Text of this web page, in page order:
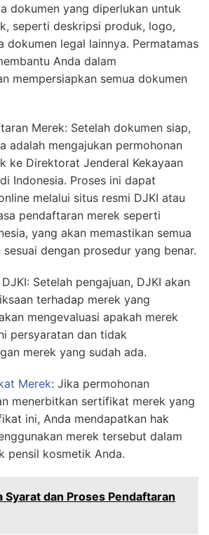
dokumen yang diperlukan untuk
seperti deskripsi produk, logo,
dokumen legal lainnya. Permatamas
Anda dalam
mempersiapkan semua dokumen
Merek: Setelah dokumen siap,
adalah mengajukan permohonan
ke Direktorat Jenderal Kekayaan
Indonesia. Proses ini dapat
melalui situs resmi DJKI atau
pendaftaran merek seperti
yang akan memastikan semua
dengan prosedur yang benar.
Setelah pengajuan, DJKI akan
terhadap merek yang
mengevaluasi apakah merek
persyaratan dan tidak
merek yang sudah ada.
Merek: Jika permohonan
menerbitkan sertifikat merek yang
ini, Anda mendapatkan hak
merek tersebut dalam
pensil kosmetik Anda.
Syarat dan Proses Pendaftaran